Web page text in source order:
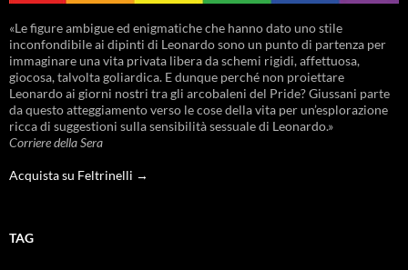
«Le figure ambigue ed enigmatiche che hanno dato uno stile
inconfondibile ai dipinti di Leonardo sono un punto di partenza per
immaginare una vita privata libera da schemi rigidi, affettuosa,
giocosa, talvolta goliardica. E dunque perché non proiettare
Leonardo ai giorni nostri tra gli arcobaleni del Pride? Giussani parte
da questo atteggiamento verso le cose della vita per un’esplorazione
ricca di suggestioni sulla sensibilità sessuale di Leonardo.»
Corriere della Sera
Acquista su Feltrinelli →
TAG